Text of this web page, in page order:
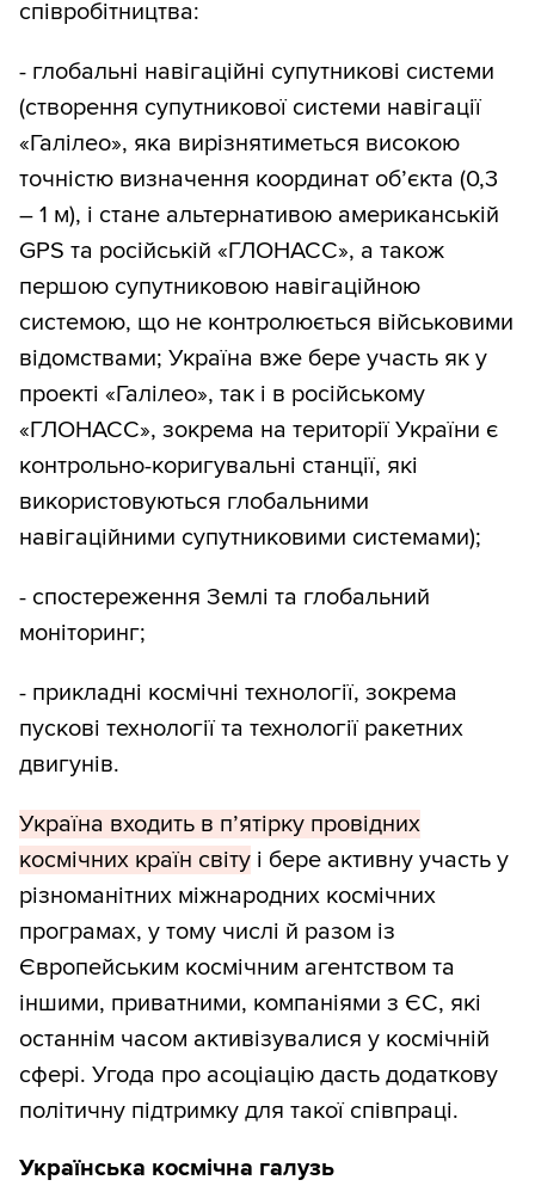
співробітництва:
- глобальні навігаційні супутникові системи
(створення супутникової системи навігації
«Галілео», яка вирізнятиметься високою
точністю визначення координат об’єкта (0,3
– 1 м), і стане альтернативою американській
GPS та російській «ГЛОНАСС», а також
першою супутниковою навігаційною
системою, що не контролюється військовими
відомствами; Україна вже бере участь як у
проекті «Галілео», так і в російському
«ГЛОНАСС», зокрема на території України є
контрольно-коригувальні станції, які
використовуються глобальними
навігаційними супутниковими системами);
- спостереження Землі та глобальний
моніторинг;
- прикладні космічні технології, зокрема
пускові технології та технології ракетних
двигунів.
Україна входить в п’ятірку провідних
космічних країн світу і бере активну участь у
різноманітних міжнародних космічних
програмах, у тому числі й разом із
Європейським космічним агентством та
іншими, приватними, компаніями з ЄС, які
останнім часом активізувалися у космічній
сфері. Угода про асоціацію дасть додаткову
політичну підтримку для такої співпраці.
Українська космічна галузь